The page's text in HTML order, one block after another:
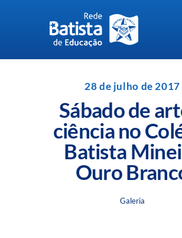
Perguntas Frequentes
Blog da Rede Batista
28 de julho de 2017
Sábado de
ciência no
Batista
Ouro
Galeria